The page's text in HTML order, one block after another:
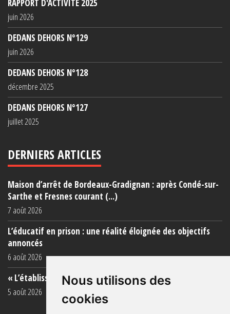
Nous utilisons des
cookies
RAPPORT D'ACTIVITÉ 2025
juin 2026
DEDANS DEHORS N°129
juin 2026
DEDANS DEHORS N°128
décembre 2025
DEDANS DEHORS N°127
juillet 2025
DERNIERS ARTICLES
Maison d’arrêt de Bordeaux-Gradignan : après Condé-sur-
Sarthe et Fresnes courant (...)
7 août 2026
L’éducatif en prison : une réalité éloignée des objectifs
annoncés
6 août 2026
« L’établissement est une porcherie totale »
5 août 2026